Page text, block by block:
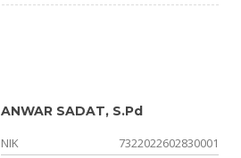
ANWAR SADAT, S.Pd
NIK
7322022602830001